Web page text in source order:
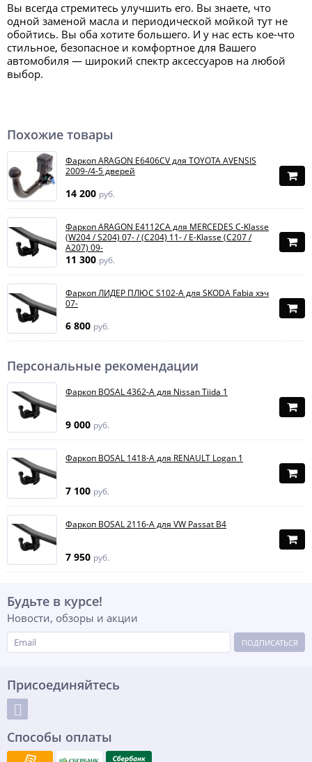
Вы всегда стремитесь улучшить его. Вы знаете, что
одной заменой масла и периодической мойкой тут не
обойтись. Вы оба хотите большего. И у нас есть кое-что
стильное, безопасное и комфортное для Вашего
автомобиля — широкий спектр аксессуаров на любой
выбор.
Похожие товары
Фаркоп ARAGON E6406CV для TOYOTA AVENSIS
2009-/4-5 дверей
14 200 руб.
Фаркоп ARAGON E4112CA для MERCEDES C-Klasse
(W204 / S204) 07- / (C204) 11- / E-Klasse (C207 /
A207) 09-
11 300 руб.
Фаркоп ЛИДЕР ПЛЮС S102-A для SKODA Fabia хэч
07-
6 800 руб.
Персональные рекомендации
Фаркоп BOSAL 4362-A для Nissan Tiida 1
9 000 руб.
Фаркоп BOSAL 1418-A для RENAULT Logan 1
7 100 руб.
Фаркоп BOSAL 2116-A для VW Passat B4
7 950 руб.
Будьте в курсе!
Новости, обзоры и акции
ПОДПИСАТЬСЯ
Присоединяйтесь
Способы оплаты